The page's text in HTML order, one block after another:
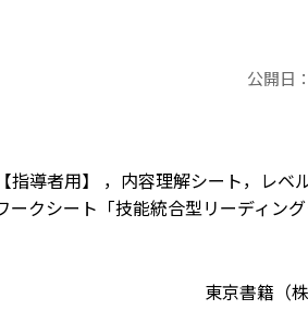
公開日：
導者用】 ，内容理解シート，レベ
ークシート「技能統合型リーディン
東京書籍（